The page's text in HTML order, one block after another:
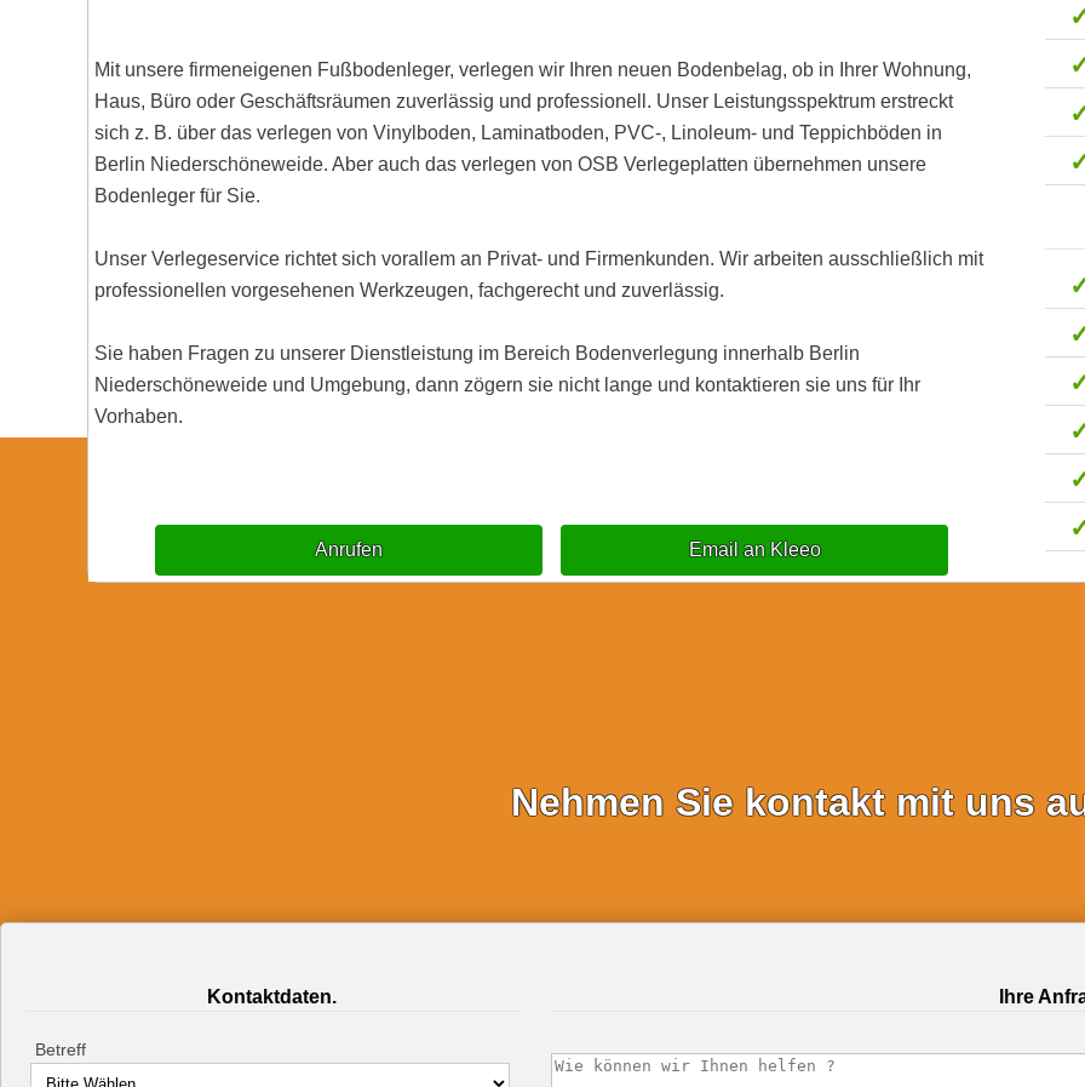
Mit unsere firmeneigenen Fußbodenleger, verlegen wir Ihren neuen Bodenbelag, ob in Ihrer Wohnung,
Haus, Büro oder Geschäftsräumen zuverlässig und professionell. Unser Leistungsspektrum erstreckt
sich z. B. über das verlegen von Vinylboden, Laminatboden, PVC-, Linoleum- und Teppichböden in
Berlin Niederschöneweide. Aber auch das verlegen von OSB Verlegeplatten übernehmen unsere
Bodenleger für Sie.
Unser Verlegeservice richtet sich vorallem an Privat- und Firmenkunden. Wir arbeiten ausschließlich mit
professionellen vorgesehenen Werkzeugen, fachgerecht und zuverlässig.
Sie haben Fragen zu unserer Dienstleistung im Bereich Bodenverlegung innerhalb Berlin
Niederschöneweide und Umgebung, dann zögern sie nicht lange und kontaktieren sie uns für Ihr
Vorhaben.
Anrufen Email an Kleeo
Nehmen Sie kontakt mit uns
Kontaktdaten.
Betreff
Ihre